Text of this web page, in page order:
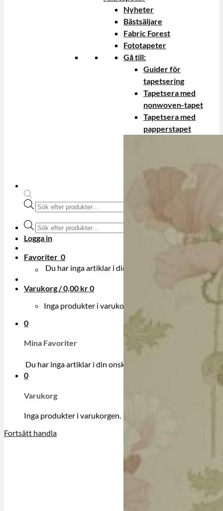
Produktsökning
Produktsökning
Logga in
Favoriter 0
Du har inga artiklar i din onskelista.
Varukorg /0,00 kr0
Inga produkter i varukorgen.
0
Mina Favoriter
Du har inga artiklar i din onskelista.
0
Varukorg
Inga produkter i varukorgen.
Fortsätt handla
Nyheter
Bästsäljare
Fabric Forest
Fototapeter
Gå till:
Guider för
tapetsering
Tapetsera med
nonwoven-tapet
Tapetsera med
papperstapet